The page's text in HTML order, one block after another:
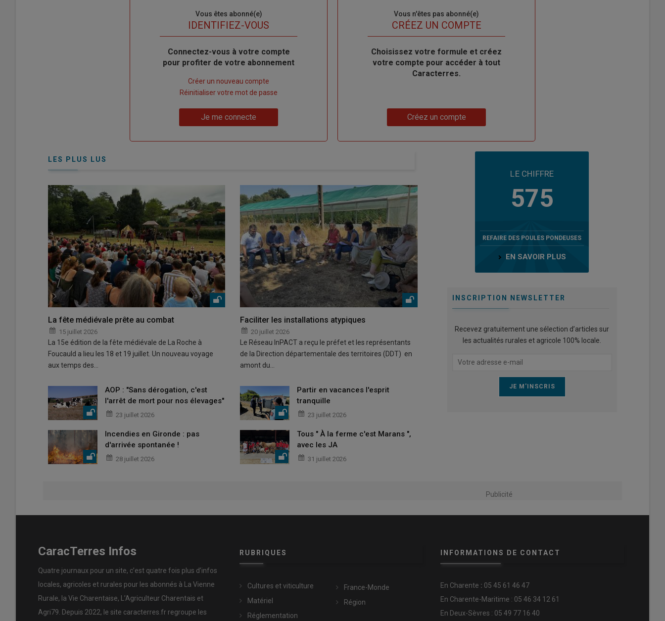
Vous êtes abonné(e)
IDENTIFIEZ-VOUS
Body
Connectez-vous à votre compte
pour profiter de votre abonnement
compte"
Créer un nouveau compte
Réinitialiser votre mot de passe
Je me connecte
Vous n'êtes pas abonné(e)
TITRECRÉEZ UN COMPTE
Body
Choisissez votre formule et créez
votre compte pour accéder à tout
Caracterres.
Créez un compte
LES PLUS LUS
La fête médiévale prête au combat
15 juillet 2026
La 15e édition de la fête médiévale de La Roche à
Foucauld a lieu les 18 et 19 juillet. Un nouveau voyage
aux temps des…
Faciliter les installations atypiques
20 juillet 2026
Le Réseau InPACT a reçu le préfet et les représentants
de la Direction départementale des territoires (DDT) en
amont du…
AOP : "Sans dérogation, c'est
l'arrêt de mort pour nos élevages"
23 juillet 2026
Partir en vacances l'esprit
tranquille
23 juillet 2026
Incendies en Gironde : pas
d'arrivée spontanée !
28 juillet 2026
Tous " À la ferme c'est Marans ",
avec les JA
31 juillet 2026
LE CHIFFRE
575
REFAIRE DES POULES PONDEUSES
EN SAVOIR PLUS
INSCRIPTION NEWSLETTER
Recevez gratuitement une sélection d’articles sur
les actualités rurales et agricole 100% locale.
Publicité
CaracTerres Infos
Quatre journaux pour un site, c’est quatre fois plus d’infos
locales, agricoles et rurales pour les abonnés à La Vienne
Rurale, la Vie Charentaise, L’Agriculteur Charentais et
Agri79. Depuis 2022, le site caracterres.fr regroupe les
RUBRIQUES
Cultures et viticulture
Matériel
Réglementation
France-Monde
Région
INFORMATIONS DE CONTACT
En Charente : 05 45 61 46 47
En Charente-Maritime : 05 46 34 12 61
En Deux-Sèvres : 05 49 77 16 40